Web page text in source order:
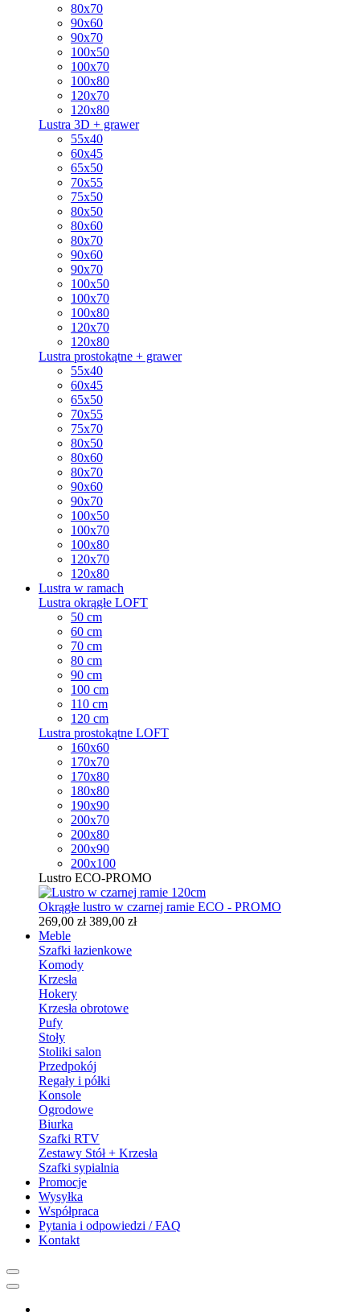
80x70
90x60
90x70
100x50
100x70
100x80
120x70
120x80
Lustra 3D + grawer
55x40
60x45
65x50
70x55
75x50
80x50
80x60
80x70
90x60
90x70
100x50
100x70
100x80
120x70
120x80
Lustra prostokątne + grawer
55x40
60x45
65x50
70x55
75x70
80x50
80x60
80x70
90x60
90x70
100x50
100x70
100x80
120x70
120x80
Lustra w ramach
Lustra okrągłe LOFT
50 cm
60 cm
70 cm
80 cm
90 cm
100 cm
110 cm
120 cm
Lustra prostokątne LOFT
160x60
170x70
170x80
180x80
190x90
200x70
200x80
200x90
200x100
Lustro ECO-PROMO
Okrągłe lustro w czarnej ramie ECO - PROMO
269,00 zł 389,00 zł
Meble
Szafki łazienkowe
Komody
Krzesła
Hokery
Krzesła obrotowe
Pufy
Stoły
Stoliki salon
Przedpokój
Regały i półki
Konsole
Ogrodowe
Biurka
Szafki RTV
Zestawy Stół + Krzesła
Szafki sypialnia
Promocje
Wysyłka
Współpraca
Pytania i odpowiedzi / FAQ
Kontakt